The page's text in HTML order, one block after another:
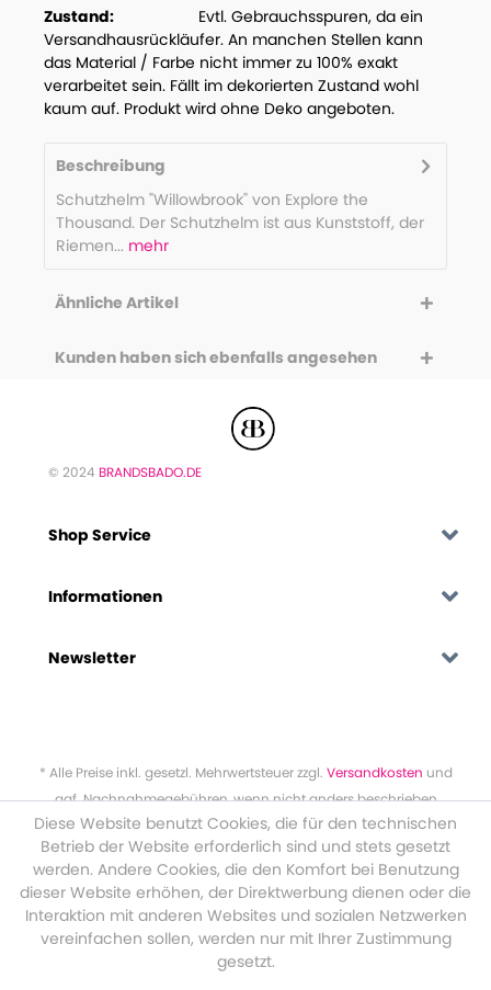
Zustand:
Evtl. Gebrauchsspuren, da ein
Versandhausrückläufer. An manchen Stellen kann
das Material / Farbe nicht immer zu 100% exakt
verarbeitet sein. Fällt im dekorierten Zustand wohl
kaum auf. Produkt wird ohne Deko angeboten.
Beschreibung
Schutzhelm "Willowbrook" von Explore the
Thousand. Der Schutzhelm ist aus Kunststoff, der
Riemen... mehr
Ähnliche Artikel
Kunden haben sich ebenfalls angesehen
© 2024 BRANDSBADO.DE
Shop Service
Informationen
Newsletter
* Alle Preise inkl. gesetzl. Mehrwertsteuer zzgl. Versandkosten und
ggf. Nachnahmegebühren, wenn nicht anders beschrieben
Diese Website benutzt Cookies, die für den technischen
Betrieb der Website erforderlich sind und stets gesetzt
werden. Andere Cookies, die den Komfort bei Benutzung
dieser Website erhöhen, der Direktwerbung dienen oder die
Interaktion mit anderen Websites und sozialen Netzwerken
vereinfachen sollen, werden nur mit Ihrer Zustimmung
gesetzt.